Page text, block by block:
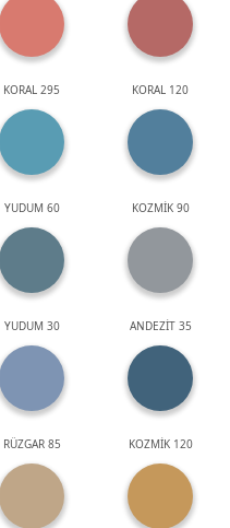
KORAL 295 KORAL 120
YUDUM 60 KOZMİK 90
YUDUM 30 ANDEZİT 35
RÜZGAR 85 KOZMİK 120